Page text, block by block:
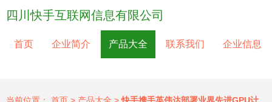
四川快手互联网信息有限公司
首页 企业简介 产品大全 联系我们 企业信息